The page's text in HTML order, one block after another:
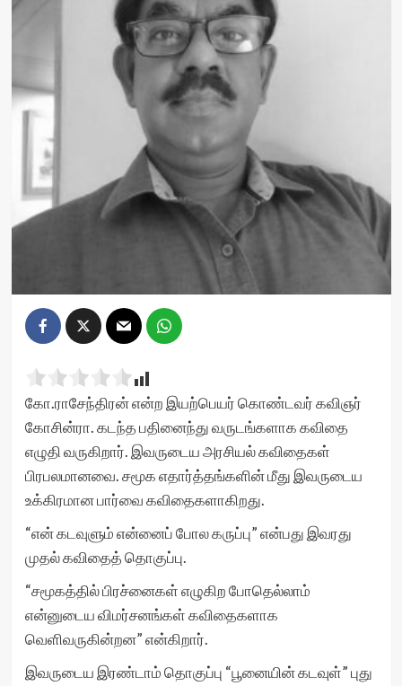
கோ.ராசேந்திரன் என்ற இயற்பெயர் கொண்டவர் கவிஞர்
கோசின்ரா. கடந்த பதினைந்து வருடங்களாக கவிதை
எழுதி வருகிறார். இவருடைய அரசியல் கவிதைகள்
பிரபலமானவை. சமூக எதார்த்தங்களின் மீது இவருடைய
உக்கிரமான பார்வை கவிதைகளாகிறது.
“என் கடவுளும் என்னைப் போல கருப்பு” என்பது இவரது
முதல் கவிதைத் தொகுப்பு.
“சமூகத்தில் பிரச்னைகள் எழுகிற போதெல்லாம்
என்னுடைய விமர்சனங்கள் கவிதைகளாக
வெளிவருகின்றன” என்கிறார்.
இவருடைய இரண்டாம் தொகுப்பு “பூனையின் கடவுள்” புது